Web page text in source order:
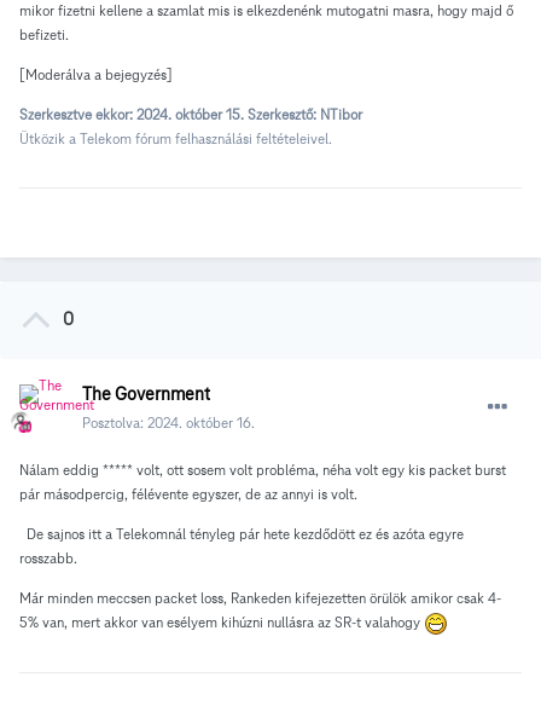
mikor fizetni kellene a szamlat mis is elkezdenénk mutogatni masra, hogy majd ő
befizeti.
[Moderálva a bejegyzés]
Szerkesztve ekkor: 2024. október 15. Szerkesztő: NTibor
Ütközik a Telekom fórum felhasználási feltételeivel.
0
The Government
Posztolva: 2024. október 16.
Nálam eddig ***** volt, ott sosem volt probléma, néha volt egy kis packet burst
pár másodpercig, félévente egyszer, de az annyi is volt.
De sajnos itt a Telekomnál tényleg pár hete kezdődött ez és azóta egyre
rosszabb.
Már minden meccsen packet loss, Rankeden kifejezetten örülök amikor csak 4-
5% van, mert akkor van esélyem kihúzni nullásra az SR-t valahogy